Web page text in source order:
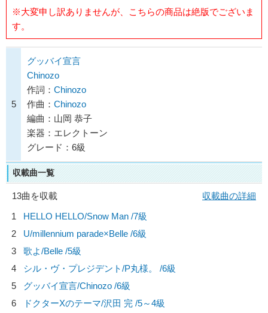
※大変申し訳ありませんが、こちらの商品は絶版でございま
す。
5
グッバイ宣言
Chinozo
作詞： Chinozo
作曲： Chinozo
編曲：山岡 恭子
楽器：エレクトーン
グレード：6級
収載曲一覧
13曲を収載
収載曲の詳細
1
HELLO HELLO/Snow Man /7級
2
U/millennium parade×Belle /6級
3
歌よ/Belle /5級
4
シル・ヴ・プレジデント/P丸様。
/6級
5
グッバイ宣言/Chinozo /6級
6
ドクターXのテーマ/沢田 完 /5～4級